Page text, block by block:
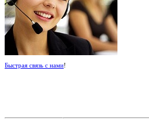
Быстрая связь с нами!